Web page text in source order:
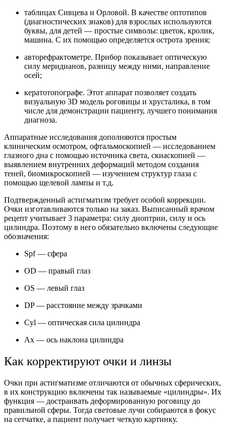
таблицах Сивцева и Орловой. В качестве оптотипов
(диагностических знаков) для взрослых используются
буквы, для детей — простые символы: цветок, кролик,
машина. С их помощью определяется острота зрения;
авторефрактометре. Прибор показывает оптическую
силу меридианов, разницу между ними, направление
осей;
кератотопографе. Этот аппарат позволяет создать
визуальную 3D модель роговицы и хрусталика, в том
числе для демонстрации пациенту, лучшего понимания
диагноза.
Аппаратные исследования дополняются простым
клиническим осмотром, офтальмоскопией — исследованием
глазного дна с помощью источника света, скиаскопией —
выявлением внутренних деформаций методом создания
теней, биомикроскопией — изучением структур глаза с
помощью щелевой лампы и т.д.
Подтвержденный астигматизм требует особой коррекции.
Очки изготавливаются только на заказ. Выписанный врачом
рецепт учитывает 3 параметра: силу диоптрии, силу и ось
цилиндра. Поэтому в него обязательно включены следующие
обозначения:
Spf — сфера
OD — правый глаз
OS — левый глаз
DP — расстояние между зрачками
Cyl — оптическая сила цилиндра
Ax — ось наклона цилиндра
Как корректируют очки и линзы
Очки при астигматизме отличаются от обычных сферических,
в их конструкцию включены так называемые «цилиндры». Их
функция — достраивать деформированную роговицу до
правильной сферы. Тогда световые лучи собираются в фокус
на сетчатке, а пациент получает четкую картинку.